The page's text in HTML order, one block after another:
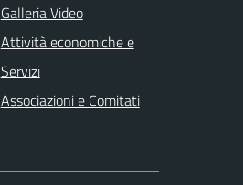
Galleria Video
Attività economiche e
Servizi
Associazioni e Comitati